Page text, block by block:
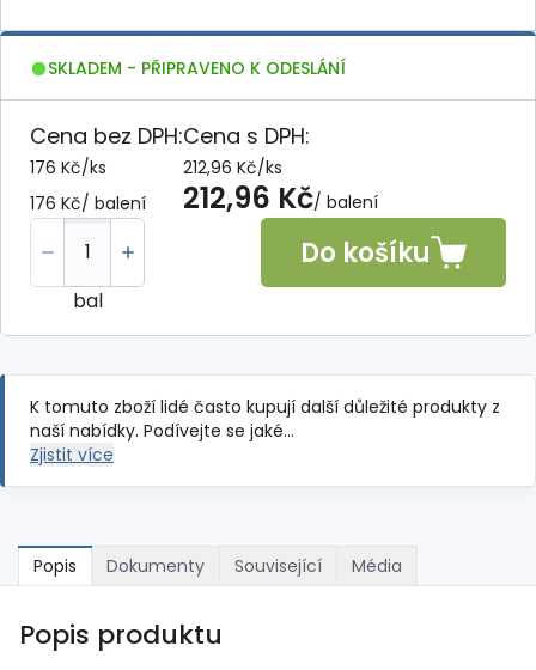
SKLADEM - PŘIPRAVENO K ODESLÁNÍ
Cena bez DPH:
176 Kč/ks
176 Kč/ balení
Cena s DPH:
212,96 Kč/ks
212,96 Kč/ balení
bal
Do košíku
K tomuto zboží lidé často kupují další důležité produkty z
naší nabídky. Podívejte se jaké…
Zjistit více
Popis Dokumenty Související Média
Popis produktu